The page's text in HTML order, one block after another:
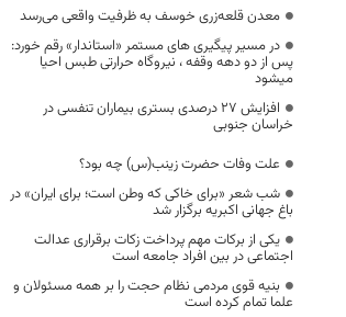
معدن قلعه‌زری خوسف به ظرفیت واقعی می‌رسد
در مسیر پیگیری های مستمر «استاندار» رقم خورد:
پس از دو دهه وقفه ، نیروگاه حرارتی طبس احیا
میشود
افزایش ۲۷ درصدی بستری بیماران تنفسی در
خراسان جنوبی
علت وفات حضرت زینب(س) چه بود؟
شب شعر «برای خاکی که وطن است؛ برای ایران» در
باغ جهانی اکبریه برگزار شد
یکی از برکات مهم پرداخت زکات برقراری عدالت
اجتماعی در بین افراد جامعه است
بنیه قوی مردمی نظام حجت را بر همه مسئولان و
علما تمام کرده است